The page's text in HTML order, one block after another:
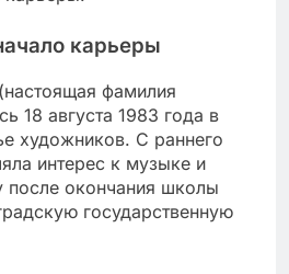
карьеры
(настоящая фамилия
18 августа 1983 года в
художников. С раннего
интерес к музыке и
после окончания школы
государственную